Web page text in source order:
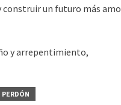
un futuro más
y arrepentimiento,
PERDÓN